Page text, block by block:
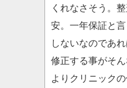
くれなさそう。
安。一年保証と
しないなのであ
修正する事がそ
よりクリニック